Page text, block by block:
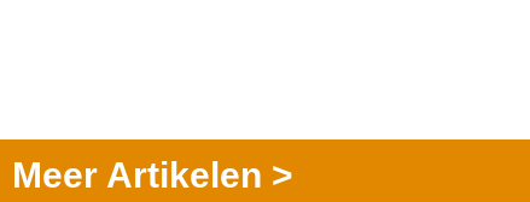
Meer Artikelen >